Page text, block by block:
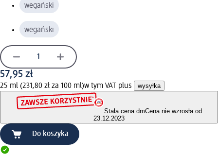
wegański
wegański
57,95 zł
25 ml (231,80 zł za 100 ml)w tym VAT plus wysyłka
Stała cena dmCena nie wzrosła od
23.12.2023
Do koszyka